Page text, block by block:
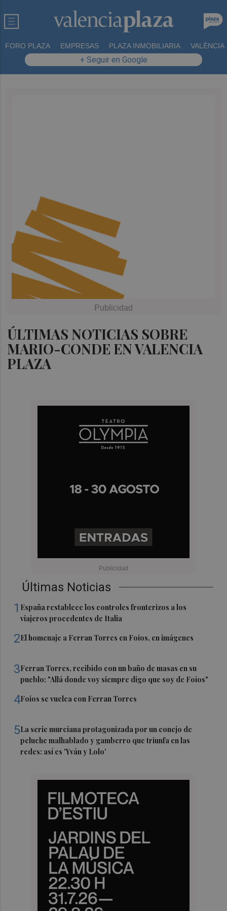
FORO PLAZA EMPRESAS PLAZA INMOBILIARIA VALÈNCIA
+ Seguir en Google
ÚLTIMAS NOTICIAS SOBRE
MARIO-CONDE EN VALENCIA
PLAZA
Últimas Noticias
1 España restablece los controles fronterizos a los
viajeros procedentes de Italia
2El homenaje a Ferran Torres en Foios, en imágenes
3Ferran Torres, recibido con un baño de masas en su
pueblo: "Allá donde voy siempre digo que soy de Foios"
4Foios se vuelca con Ferran Torres
5La serie murciana protagonizada por un conejo de
peluche malhablado y gamberro que triunfa en las
redes: así es 'Yván y Lolo'